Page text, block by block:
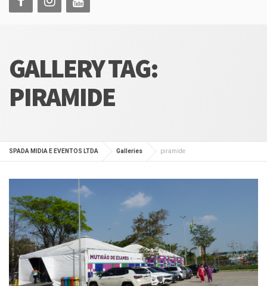
GALLERY TAG:
PIRAMIDE
SPADA MIDIA E EVENTOS LTDA Galleries piramide